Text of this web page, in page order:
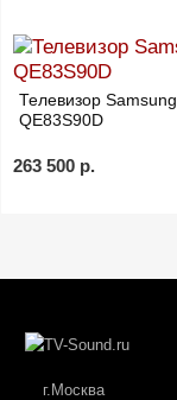
Телевизор Samsung
QE83S90D
263 500 р.
г.Москва